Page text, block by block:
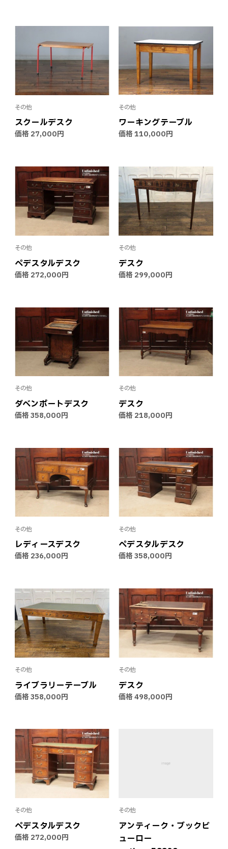
その他
スクールデスク
価格 27,000円
その他
ワーキングテーブル
価格110,000円
その他
ペデスタルデスク
価格 272,000円
その他
デスク
価格 299,000円
その他
ダベンポートデスク
価格358,000円
その他
デスク
価格 218,000円
その他
レディースデスク
価格 236,000円
その他
ペデスタルデスク
価格358,000円
その他
ライブラリーテーブル
価格358,000円
その他
デスク
価格498,000円
その他
ペデスタルデスク
価格 272,000円
その他
アンティーク・ブックビ
ューロー